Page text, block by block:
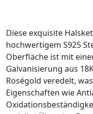
Diese exquisite
hochwertigem S925
Oberfläche ist mit
Galvanisierung aus
Roségold veredelt,
Eigenschaften wie